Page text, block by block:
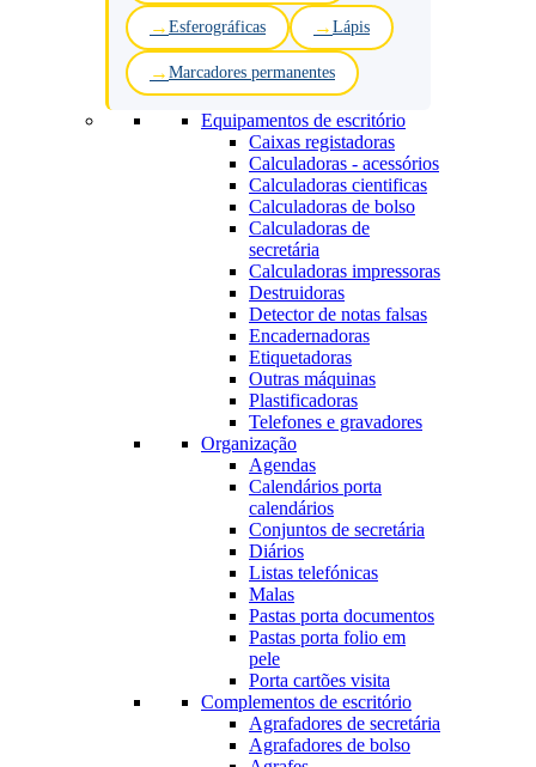
Esferográficas Lápis
Marcadores permanentes
Equipamentos de escritório
Caixas registadoras
Calculadoras - acessórios
Calculadoras cientificas
Calculadoras de bolso
Calculadoras de
secretária
Calculadoras impressoras
Destruidoras
Detector de notas falsas
Encadernadoras
Etiquetadoras
Outras máquinas
Plastificadoras
Telefones e gravadores
Organização
Agendas
Calendários porta
calendários
Conjuntos de secretária
Diários
Listas telefónicas
Malas
Pastas porta documentos
Pastas porta folio em
pele
Porta cartões visita
Complementos de escritório
Agrafadores de secretária
Agrafadores de bolso